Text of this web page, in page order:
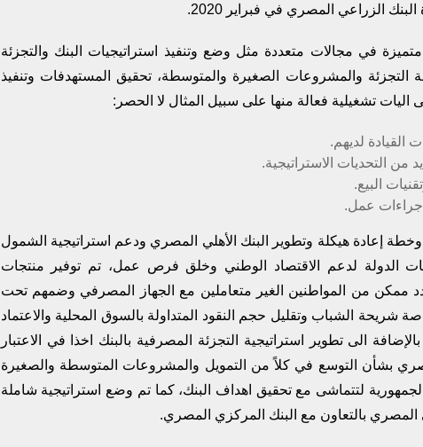
الزراعي المصري في فبراير 2020.
في مجالات متعددة مثل وضع وتنفيذ استراتيجيات البنك والتجزئة
التجزئة والمشروعات الصغيرة والمتوسطة، تحقيق المستهدفات وتنفيذ
اليات تشغيلية فعالة منها على سبيل المثال لا الحصر:
القيادة لديهم.
من التحديات الاستراتيجية.
البيع.
عمل.
إعادة هيكلة وتطوير البنك الأهلي المصري ودعم استراتيجية الشمول
الدولة لدعم الاقتصاد الوطني وخلق فرص عمل، تم توفير منتجات
ممكن من المواطنين الغير متعاملين مع الجهاز المصرفي وضمهم تحت
الشباب وتقليل حجم النقود المتداولة بالسوق المحلية والاعتماد
الى تطوير استراتيجية التجزئة المصرفية بالبنك اخذا في الاعتبار
بشأن التوسع في كلاً من التمويل والمشروعات المتوسطة والصغيرة
لتتماشى مع تحقيق اهداف البنك، كما تم وضع استراتيجية شاملة
المصري بالتعاون مع البنك المركزي المصري.